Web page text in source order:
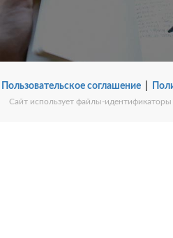
Пользовательское соглашение|
Сайт использует файлы-идентификаторы